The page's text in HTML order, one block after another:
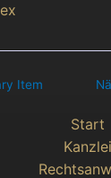
Item
Start
Kanzlei